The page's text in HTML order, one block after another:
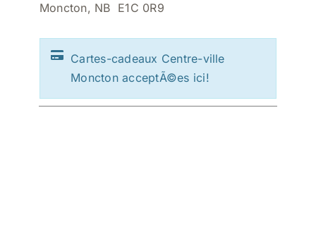
Moncton, NB E1C 0R9
Cartes-cadeaux Centre-ville
Moncton acceptÃ©es ici!